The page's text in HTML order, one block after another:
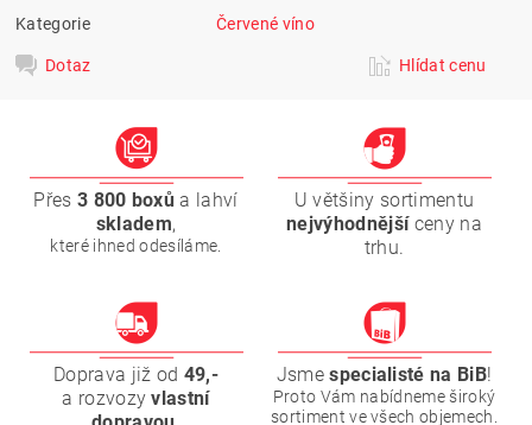
Kategorie Červené víno
Dotaz Hlídat cenu
Přes 3 800 boxůa lahví
skladem,
které ihned odesíláme.
U většiny sortimentu
nejvýhodnější ceny na
trhu.
Doprava již od 49,-
a rozvozyvlastní
Jsmespecialisté na BiB!
Proto Vám nabídneme široký
sortiment ve všech objemech.